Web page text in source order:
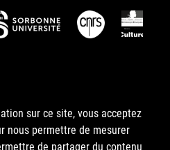
sur ce site, vous acceptez
nous permettre de mesurer
de partager du contenu